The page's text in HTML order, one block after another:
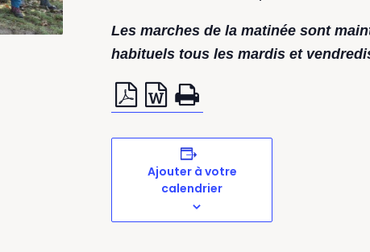
Les marches de la matinée sont
habituels tous les mardis et
Ajouter à votre
calendrier